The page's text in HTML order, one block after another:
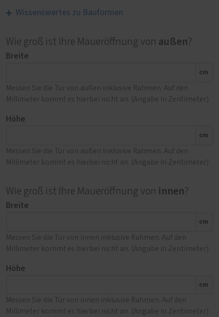
Wissenswertes zu Bauformen
Wie groß ist Ihre Maueröffnung von außen?
Breite
cm
Messen Sie die Tür von außen inklusive Rahmen. Auf den
Millimeter kommt es hierbei nicht an. (Angabe in Zentimeter)
Höhe
cm
Messen Sie die Tür von außen inklusive Rahmen. Auf den
Millimeter kommt es hierbei nicht an. (Angabe in Zentimeter)
Wie groß ist Ihre Maueröffnung von innen?
Breite
cm
Messen Sie die Tür von innen inklusive Rahmen. Auf den
Millimeter kommt es hierbei nicht an. (Angabe in Zentimeter)
Höhe
cm
Messen Sie die Tür von innen inklusive Rahmen. Auf den
Millimeter kommt es hierbei nicht an. (Angabe in Zentimeter)